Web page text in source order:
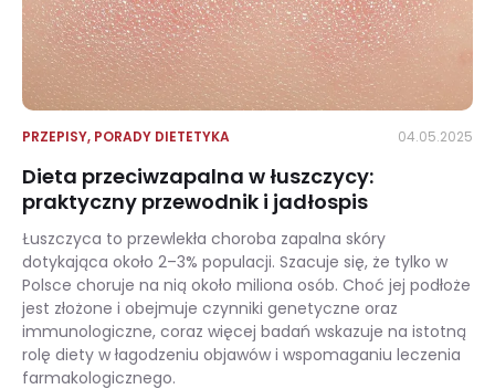
PRZEPISY, PORADY DIETETYKA 04.05.2025
Dieta przeciwzapalna w łuszczycy:
praktyczny przewodnik i jadłospis
Łuszczyca to przewlekła choroba zapalna skóry
dotykająca około 2–3% populacji. Szacuje się, że tylko w
Polsce choruje na nią około miliona osób. Choć jej podłoże
jest złożone i obejmuje czynniki genetyczne oraz
immunologiczne, coraz więcej badań wskazuje na istotną
rolę diety w łagodzeniu objawów i wspomaganiu leczenia
farmakologicznego.